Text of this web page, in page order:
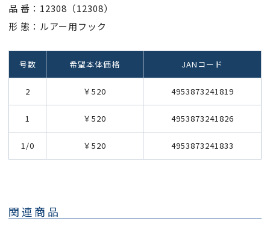
品 番：12308（12308）
形 態：ルアー用フック
号数 希望本体価格 JANコード
2 ￥520 4953873241819
1 ￥520 4953873241826
1/0 ￥520 4953873241833
関連商品